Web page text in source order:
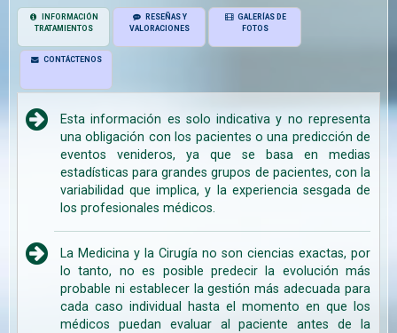
INFORMACIÓN
TRATAMIENTOS
RESEÑAS Y
VALORACIONES
GALERÍAS DE
FOTOS
CONTÁCTENOS
Esta información es solo indicativa y no representa
una obligación con los pacientes o una predicción de
eventos venideros, ya que se basa en medias
estadísticas para grandes grupos de pacientes, con la
variabilidad que implica, y la experiencia sesgada de
los profesionales médicos.
La Medicina y la Cirugía no son ciencias exactas, por
lo tanto, no es posible predecir la evolución más
probable ni establecer la gestión más adecuada para
cada caso individual hasta el momento en que los
médicos puedan evaluar al paciente antes de la